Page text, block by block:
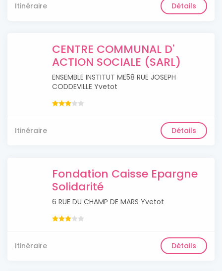
Itinéraire Détails
CENTRE COMMUNAL D'
ACTION SOCIALE (SARL)
ENSEMBLE INSTITUT ME58 RUE JOSEPH
CODDEVILLE Yvetot
Itinéraire Détails
Fondation Caisse Epargne
Solidarité
6 RUE DU CHAMP DE MARS Yvetot
Itinéraire Détails